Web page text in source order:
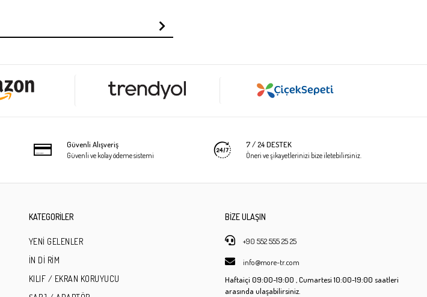
Güvenli Alışveriş
Güvenli ve kolay ödeme sistemi
7 / 24 DESTEK
Öneri ve şikayetlerinizi bize iletebilirsiniz.
KATEGORİLER
YENİ GELENLER
İN Dİ RİM
KILIF / EKRAN KORUYUCU
BİZE ULAŞIN
+90 552 555 25 25
info@more-tr.com
Haftaiçi 09:00-19:00 , Cumartesi10:00-19:00 saatleri
arasında ulaşabilirsiniz.